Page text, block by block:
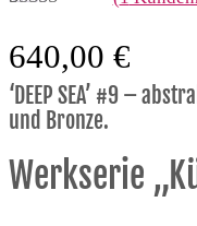
5.00 von 5,
basierend
Kundenbewertung
640,00 €
‘DEEP SEA’ #9 –
und Bronze.
Werkserie